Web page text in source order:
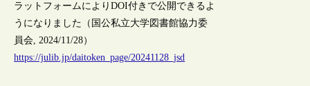
ラットフォームによりDOI付きで公開できるよ
うになりました（国公私立大学図書館協力委
員会, 2024/11/28）
https://julib.jp/daitoken_page/20241128_jsd